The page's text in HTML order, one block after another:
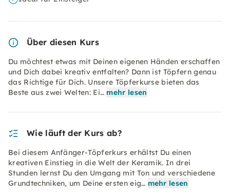
Über diesen Kurs
Du möchtest etwas mit Deinen eigenen Händen erschaffen
und Dich dabei kreativ entfalten? Dann ist Töpfern genau
das Richtige für Dich. Unsere Töpferkurse bieten das
Beste aus zwei Welten: Ei… mehr lesen
Wie läuft der Kurs ab?
Bei diesem Anfänger-Töpferkurs erhältst Du einen
kreativen Einstieg in die Welt der Keramik. In drei
Stunden lernst Du den Umgang mit Ton und verschiedene
Grundtechniken, um Deine ersten eig… mehr lesen